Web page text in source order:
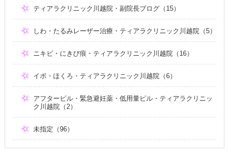
ティアラクリニック川越院・副院長ブログ（15）
しわ・たるみレーザー治療・ティアラクリニック川越院（5）
ニキビ・にきび痕・ティアラクリニック川越院（16）
イボ・ほくろ・ティアラクリニック川越院（6）
アフターピル・緊急避妊薬・低用量ピル・ティアラクリニッ
ク川越院（2）
未指定（96）